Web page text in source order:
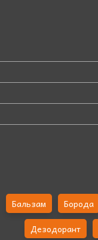
Бальзам Борода
Дезодорант